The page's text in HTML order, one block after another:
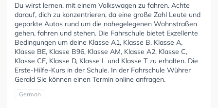
Du wirst lernen, mit einem Volkswagen zu fahren. Achte
darauf, dich zu konzentrieren, da eine große Zahl Leute und
geparkte Autos rund um die nahegelegenen Wohnstraßen
gehen, fahren und stehen. Die Fahrschule bietet Exzellente
Bedingungen um deine Klasse A1, Klasse B, Klasse A,
Klasse BE, Klasse B96, Klasse AM, Klasse A2, Klasse C,
Klasse CE, Klasse D, Klasse L und Klasse T zu erhalten. Die
Erste-Hilfe-Kurs in der Schule. In der Fahrschule Wührer
Gerald Sie können einen Termin online anfragen.
German